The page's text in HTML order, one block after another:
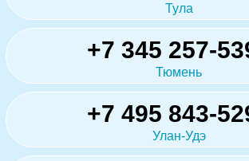
Тула
+7 345 257-
Тюмень
+7 495 843-
Улан-Удэ